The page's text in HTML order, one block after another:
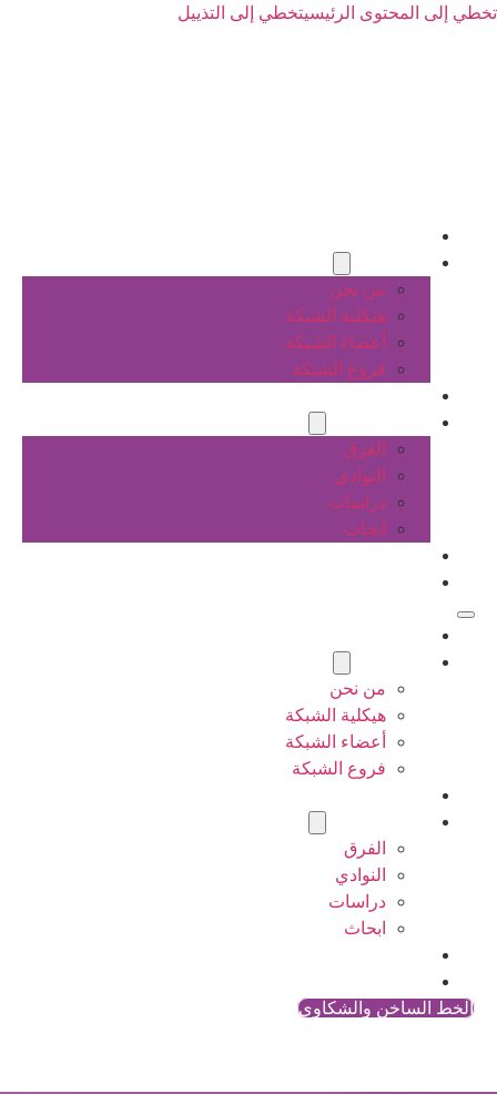
تخطي إلى المحتوى الرئيسيتخطي إلى التذييل
من نحن
هيكلية الشبكة
أعضاء الشبكة
فروع الشبكة
الفرق
النوادي
دراسات
ابحاث
من نحن
هيكلية الشبكة
أعضاء الشبكة
فروع الشبكة
الفرق
النوادي
دراسات
ابحاث
الخط الساخن والشكاوي